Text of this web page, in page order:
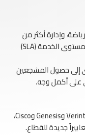
وإدارة أكثر من
100.000 مكالمة خلال كأس العالم لكرة القدم مع الالتزام باتفاقية مستوى الخدمة (SLA)
إلى حصول المشجعين
على أكمل وجه.
عبر توظيف الأدوات المتقدمة مثل أنظمة Verint Workforce Management وGenesis وCisco،
جديدة للقطاع.